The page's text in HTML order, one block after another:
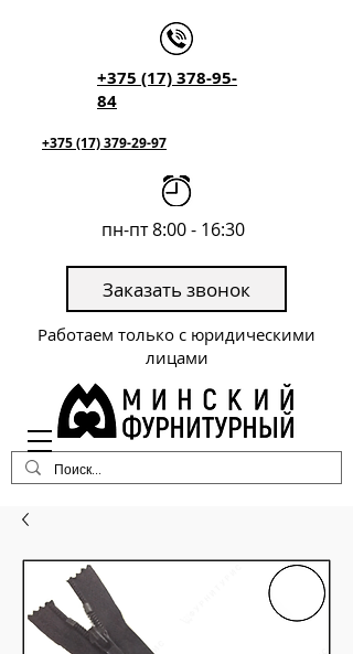
+375 (17) 378-95-
84
Заказать звонок
пн-пт 8:00 - 16:30
Работаем только с юридическими
лицами
+375 (17) 379-29-97